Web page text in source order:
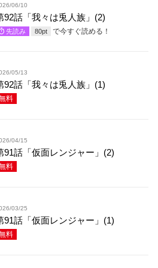
06/10
92話「我々は兎人族」(2)
先読み 80pt で今すぐ読める！
05/13
92話「我々は兎人族」(1)
料
04/15
91話「仮面レンジャー」(2)
料
03/25
91話「仮面レンジャー」(1)
料